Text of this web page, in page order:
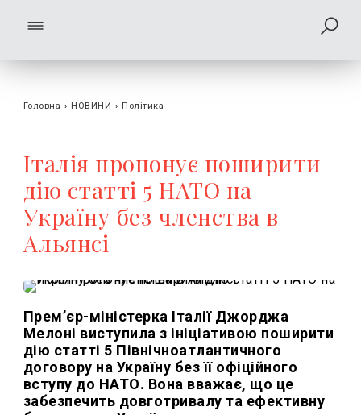
Головна › НОВИНИ › Політика
Італія пропонує поширити
дію статті 5 НАТО на
Україну без членства в
Альянсі
Прем’єр-міністерка Італії Джорджа
Мелоні виступила з ініціативою поширити
дію статті 5 Північноатлантичного
договору на Україну без її офіційного
вступу до НАТО. Вона вважає, що це
забезпечить довготривалу та ефективну